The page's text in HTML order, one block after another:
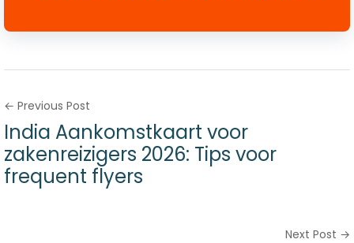
← Previous Post
India Aankomstkaart voor
zakenreizigers 2026: Tips voor
frequent flyers
Next Post →